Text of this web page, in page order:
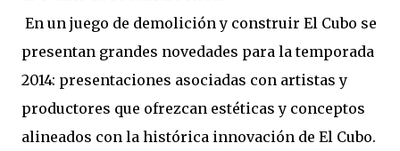
En un juego de demolición y construir El Cubo se
presentan grandes novedades para la temporada
2014: presentaciones asociadas con artistas y
productores que ofrezcan estéticas y conceptos
alineados con la histórica innovación de El Cubo.